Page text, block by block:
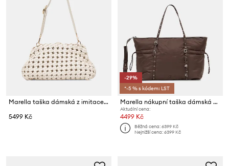
Marella taška dámská z imitace kůže MLAESTREMO
5499 Kč
-29%
*-5 % s kódem: LST
Marella nákupní taška dámská MLAACINOSO
Aktuální cena:
4499 Kč
Běžná cena:6399 Kč
Nejnižší cena:6399 Kč